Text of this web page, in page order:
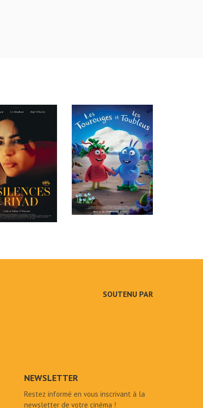
SOUTENU PAR
NEWSLETTER
Restez informé en vous inscrivant à la
newsletter de votre cinéma !